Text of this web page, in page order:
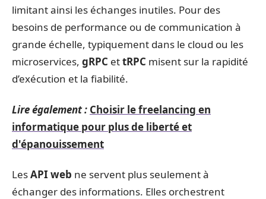
limitant ainsi les échanges inutiles. Pour des
besoins de performance ou de communication à
grande échelle, typiquement dans le cloud ou les
microservices, gRPC ettRPC misent sur la rapidité
d’exécution et la fiabilité.
Lire également : Choisir le freelancing en
informatique pour plus de liberté et
d'épanouissement
LesAPI web ne servent plus seulement à
échanger des informations. Elles orchestrent